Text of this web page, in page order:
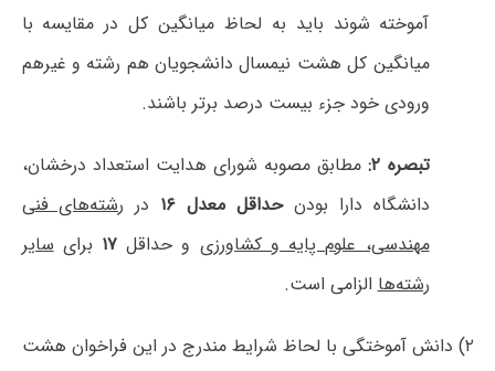
آموخته شوند باید به لحاظ میانگین کل در مقایسه با
میانگین کل هشت نیمسال دانشجویان هم رشته و غیرهم
ورودی خود جزء بیست درصد برتر باشند.
تبصره ۲:
مطابق مصوبه شورای هدایت استعداد درخشان،
دانشگاه دارا بودنحداقل معدل ۱۶ در رشته‌های فنی
مهندسی، علوم پایه و کشاورزی و حداقل۱۷ برایسایر
رشته‌هاالزامی است.
۲) دانش آموختگی با لحاظ شرایط مندرج در این فراخوان هشت